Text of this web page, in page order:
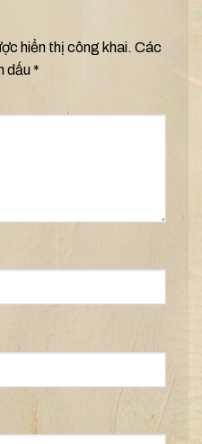
hiển thị công khai. Các
dấu*